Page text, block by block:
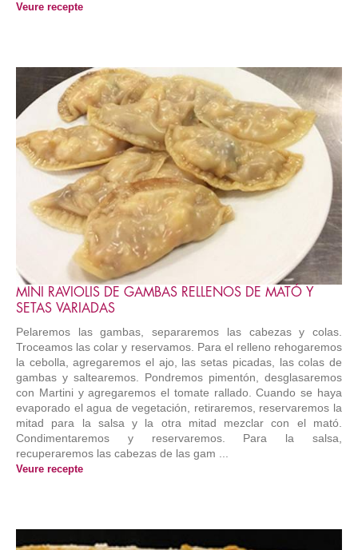
Veure recepte
MINI RAVIOLIS DE GAMBAS RELLENOS DE MATÓ Y
SETAS VARIADAS
Pelaremos las gambas, separaremos las cabezas y colas.
Troceamos las colar y reservamos. Para el relleno rehogaremos
la cebolla, agregaremos el ajo, las setas picadas, las colas de
gambas y saltearemos. Pondremos pimentón, desglasaremos
con Martini y agregaremos el tomate rallado. Cuando se haya
evaporado el agua de vegetación, retiraremos, reservaremos la
mitad para la salsa y la otra mitad mezclar con el mató.
Condimentaremos y reservaremos. Para la salsa,
recuperaremos las cabezas de las gam ...
Veure recepte